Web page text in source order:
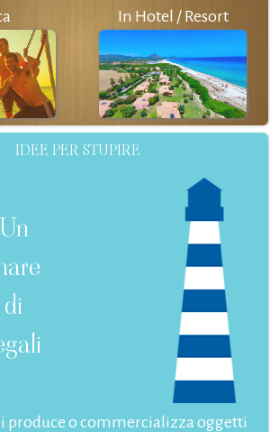
In Hotel / Resort
IDEE PER STUPIRE
Un
di
produce o commercializza oggetti